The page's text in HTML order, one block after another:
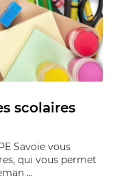
scolaires
Savoie vous
qui vous permet
...